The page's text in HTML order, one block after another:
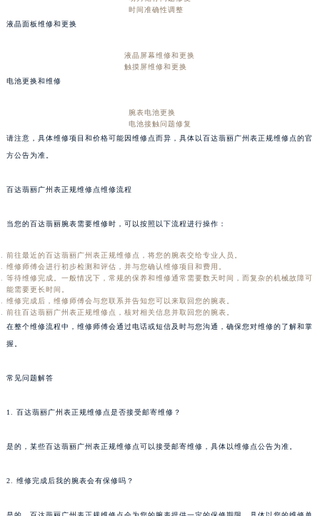
时间准确性调整
液晶面板维修和更换
液晶屏幕维修和更换
触摸屏维修和更换
电池更换和维修
腕表电池更换
电池接触问题修复
请注意，具体维修项目和价格可能因维修点而异，具体以百达翡丽广州表正规维修点的官
方公告为准。
百达翡丽广州表正规维修点维修流程
当您的百达翡丽腕表需要维修时，可以按照以下流程进行操作：
前往最近的百达翡丽广州表正规维修点，将您的腕表交给专业人员。
维修师傅会进行初步检测和评估，并与您确认维修项目和费用。
等待维修完成。一般情况下，常规的保养和维修通常需要数天时间，而复杂的机械故障可
能需要更长时间。
维修完成后，维修师傅会与您联系并告知您可以来取回您的腕表。
前往百达翡丽广州表正规维修点，核对相关信息并取回您的腕表。
在整个维修流程中，维修师傅会通过电话或短信及时与您沟通，确保您对维修的了解和掌
握。
常见问题解答
1. 百达翡丽广州表正规维修点是否接受邮寄维修？
是的，某些百达翡丽广州表正规维修点可以接受邮寄维修，具体以维修点公告为准。
2. 维修完成后我的腕表会有保修吗？